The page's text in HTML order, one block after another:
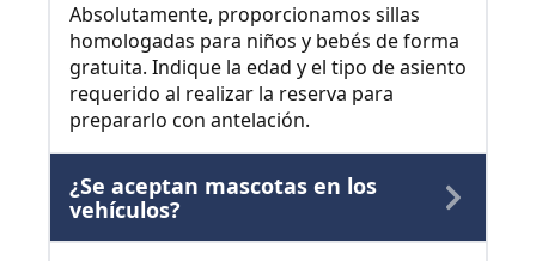
Absolutamente, proporcionamos sillas
homologadas para niños y bebés de forma
gratuita. Indique la edad y el tipo de asiento
requerido al realizar la reserva para
prepararlo con antelación.
¿Se aceptan mascotas en los
vehículos?